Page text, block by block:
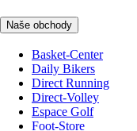
Naše obchody
Basket-Center
Daily Bikers
Direct Running
Direct-Volley
Espace Golf
Foot-Store